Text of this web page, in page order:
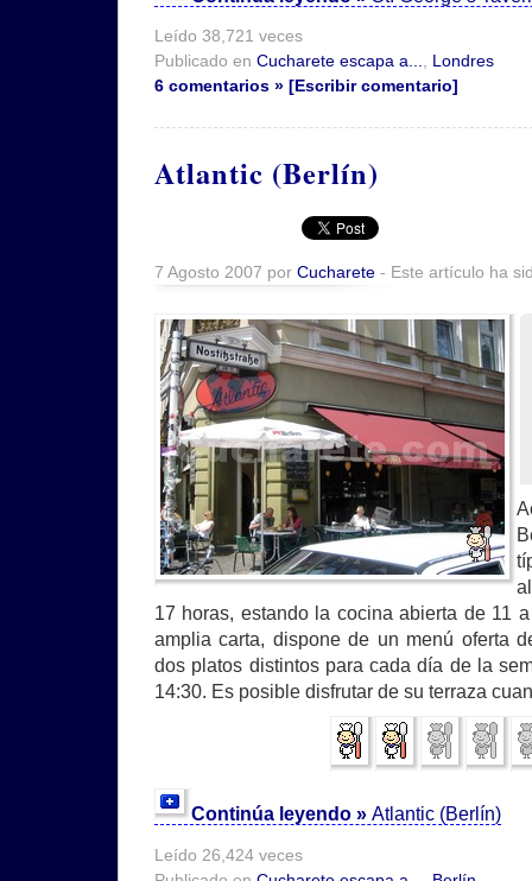
Leído 38,721 veces
Publicado en Cucharete escapa a...
Londres
6 comentarios » [Escribir comentario]
Atlantic (Berlín)
7 Agosto 2007 por Cucharete - Este artículo ha
17 horas, estando la cocina abierta de 11
amplia carta, dispone de un menú oferta
dos platos distintos para cada día de la
14:30. Es posible disfrutar de su terraza
Continúa leyendo » Atlantic (Berlín)
Leído 26,424 veces